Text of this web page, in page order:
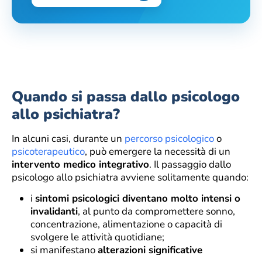
Quando si passa dallo psicologo
allo psichiatra?
In alcuni casi, durante un percorso psicologicoo
psicoterapeutico, può emergere la necessità di un
intervento medico integrativo. Il passaggio dallo
psicologo allo psichiatra avviene solitamente quando:
i sintomi psicologici diventano molto intensi o
invalidanti, al punto da compromettere sonno,
concentrazione, alimentazione o capacità di
svolgere le attività quotidiane;
si manifestanoalterazioni significative